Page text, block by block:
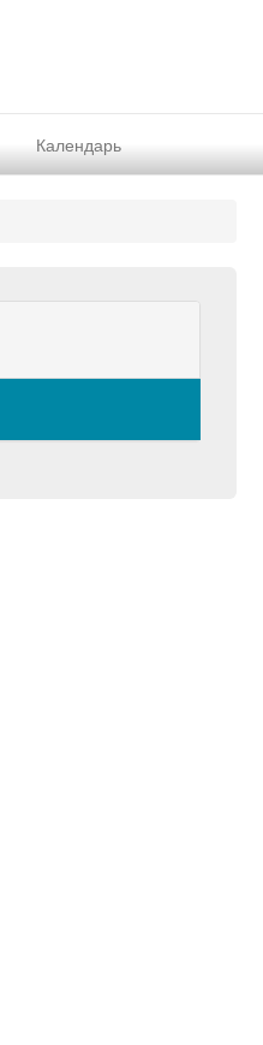
Календарь